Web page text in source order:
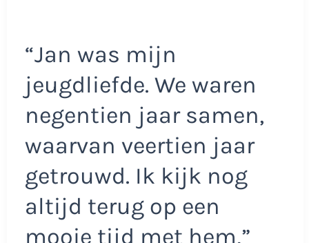
“Jan was mijn
jeugdliefde. We waren
negentien jaar samen,
waarvan veertien jaar
getrouwd. Ik kijk nog
altijd terug op een
mooie tijd met hem,”